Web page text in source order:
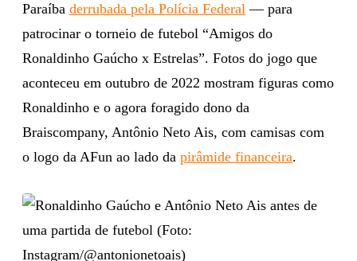
Paraíba derrubada pela Polícia Federal — para
patrocinar o torneio de futebol “Amigos do
Ronaldinho Gaúcho x Estrelas”. Fotos do jogo que
aconteceu em outubro de 2022 mostram figuras como
Ronaldinho e o agora foragido dono da
Braiscompany, Antônio Neto Ais, com camisas com
o logo da AFun ao lado da pirâmide financeira.